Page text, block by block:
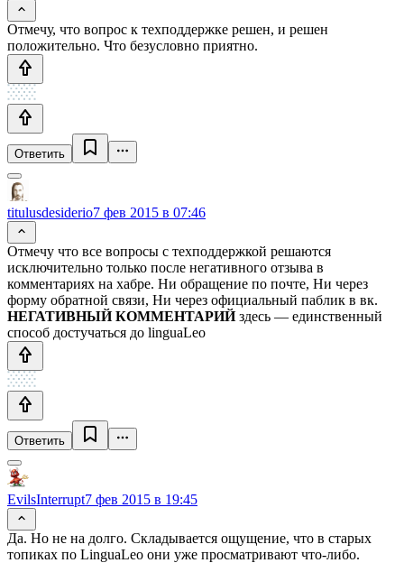
Отмечу, что вопрос к техподдержке решен, и решен
положительно. Что безусловно приятно.
Ответить
titulusdesiderio7 фев 2015 в 07:46
Отмечу что все вопросы с техподдержкой решаются
исключительно только после негативного отзыва в
комментариях на хабре. Ни обращение по почте, Ни через
форму обратной связи, Ни через официальный паблик в вк.
НЕГАТИВНЫЙ КОММЕНТАРИЙздесь — единственный
способ достучаться до linguaLeo
Ответить
EvilsInterrupt7 фев 2015 в 19:45
Да. Но не на долго. Складывается ощущение, что в старых
топиках по LinguaLeo они уже просматривают что-либо.